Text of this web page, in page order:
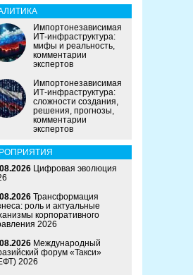
Импортонезависимая
ИТ-инфраструктура:
мифы и реальность,
комментарии
экспертов
Импортонезависимая
ИТ-инфраструктура:
сложности создания,
решения, прогнозы,
комментарии
экспертов
Цифровая эволюция
Трансформация
роль и актуальные
корпоративного
2026
Международный
форум «Такси»
2026